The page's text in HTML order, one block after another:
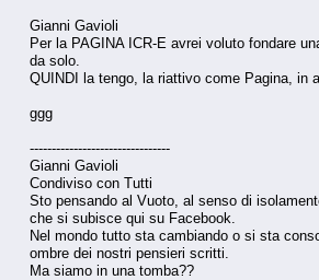
Gianni Gavioli
Per la PAGINA ICR-E avrei voluto fondare
da solo.
QUINDI la tengo, la riattivo come Pagina, in
ggg
--------------------------------
Gianni Gavioli
Condiviso con Tutti
Sto pensando al Vuoto, al senso di
che si subisce qui su Facebook.
Nel mondo tutto sta cambiando o si sta
ombre dei nostri pensieri scritti.
Ma siamo in una tomba??